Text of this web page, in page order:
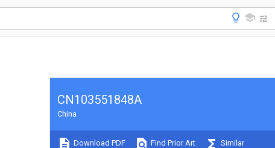
CN103551848A
China
Download PDF Find Prior Art Similar